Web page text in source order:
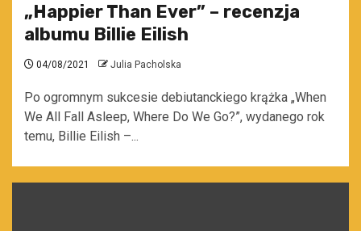
„Happier Than Ever” – recenzja
albumu Billie Eilish
04/08/2021 Julia Pacholska
Po ogromnym sukcesie debiutanckiego krążka „When
We All Fall Asleep, Where Do We Go?”, wydanego rok
temu, Billie Eilish –...